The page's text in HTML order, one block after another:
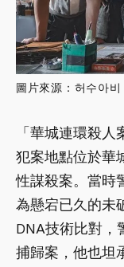
圖片來源：허수아비
「華城連環殺
犯案地點位於華
性謀殺案。當時
為懸宕已久的未
DNA技術比對，
捕歸案，他也坦